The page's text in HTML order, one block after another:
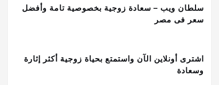
سلطان ويب – سعادة زوجية بخصوصية تامة وأفضل
سعر فى مصر
اشترى أونلاين الآن واستمتع بحياة زوجية أكثر إثارة
وسعادة